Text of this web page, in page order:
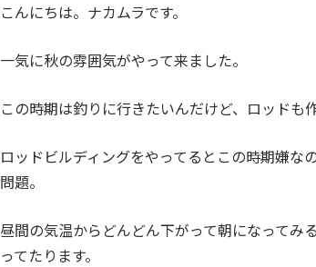
こんにちは。ナカムラです。
一気に秋の雰囲気がやって来ました。
この時期は釣りに行きたいんだけど、ロッドも
ロッドビルディングをやってるとこの時期嫌な
問題。
昼間の気温からどんどん下がって朝になってみ
ってたります。